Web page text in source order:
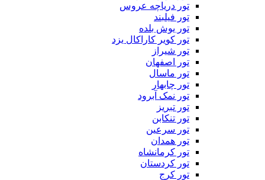
تور دریاچه عروس
تور فیلبند
تور یوش بلده
تور کویر کاراکال یزد
تور شیراز
تور اصفهان
تور ماسال
تور چابهار
تور نمک آبرود
تور تبریز
تور تنکابن
تور سرعین
تور همدان
تور کرمانشاه
تور کردستان
تور کرج